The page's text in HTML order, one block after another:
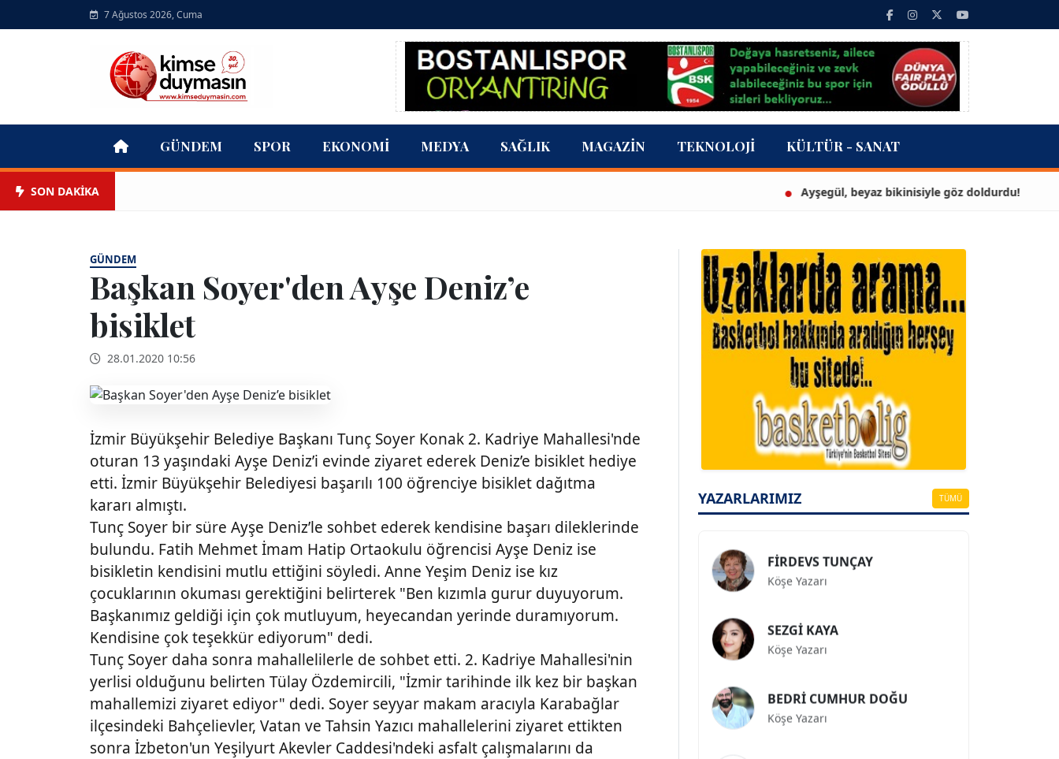
7 Ağustos 2026, Cuma
GÜNDEM SPOR EKONOMI MEDYA SAĞLIK MAGAZIN TEKNOLOJI KÜLTÜR - SANAT
SON DAKİKA Ayşegül, beyaz bikinisiyle göz doldurdu!
GÜNDEM
Başkan Soyer'den Ayşe Deniz’e
bisiklet
28.01.2020 10:56
İzmir Büyükşehir Belediye Başkanı Tunç Soyer Konak 2. Kadriye Mahallesi'nde
oturan 13 yaşındaki Ayşe Deniz’i evinde ziyaret ederek Deniz’e bisiklet hediye
etti. İzmir Büyükşehir Belediyesi başarılı 100 öğrenciye bisiklet dağıtma
kararı almıştı.
Tunç Soyer bir süre Ayşe Deniz’le sohbet ederek kendisine başarı dileklerinde
bulundu. Fatih Mehmet İmam Hatip Ortaokulu öğrencisi Ayşe Deniz ise
bisikletin kendisini mutlu ettiğini söyledi. Anne Yeşim Deniz ise kız
çocuklarının okuması gerektiğini belirterek "Ben kızımla gurur duyuyorum.
Başkanımız geldiği için çok mutluyum, heyecandan yerinde duramıyorum.
Kendisine çok teşekkür ediyorum" dedi.
Tunç Soyer daha sonra mahallelilerle de sohbet etti. 2. Kadriye Mahallesi'nin
yerlisi olduğunu belirten Tülay Özdemircili, "İzmir tarihinde ilk kez bir başkan
mahallemizi ziyaret ediyor" dedi. Soyer seyyar makam aracıyla Karabağlar
ilçesindeki Bahçelievler, Vatan ve Tahsin Yazıcı mahallelerini ziyaret ettikten
sonra İzbeton'un Yeşilyurt Akevler Caddesi'ndeki asfalt çalışmalarını da
YAZARLARIMIZ TÜMÜ
A. BAHRİ VRESKALA
Köşe Yazarı
Köşe Yazarı
Köşe Yazarı
Köşe Yazarı
Köşe Yazarı